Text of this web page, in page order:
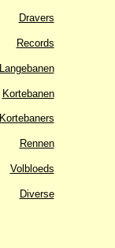
Dravers
Records
Langebanen
Kortebanen
Kortebaners
Rennen
Volbloeds
Diverse